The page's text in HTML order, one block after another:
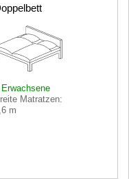
Erwachsene
Matratzen:
m